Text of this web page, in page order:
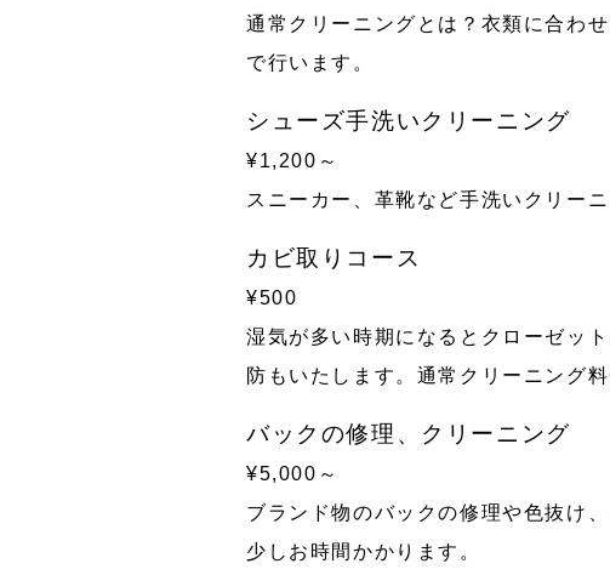
通常クリーニングとは？衣類に合わ
で行います。
シューズ手洗いクリーニング
¥1,200～
スニーカー、革靴など手洗いクリー
カビ取りコース
¥500
湿気が多い時期になるとクローゼッ
防もいたします。通常クリーニング
バックの修理、クリーニング
¥5,000～
ブランド物のバックの修理や色抜け
少しお時間かかります。